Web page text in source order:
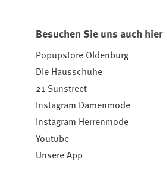
Besuchen Sie uns auch hier
Popupstore Oldenburg
Die Hausschuhe
21 Sunstreet
Instagram Damenmode
Instagram Herrenmode
Youtube
Unsere App